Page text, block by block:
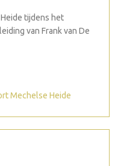
tijdens het
van Frank van De
Mechelse Heide